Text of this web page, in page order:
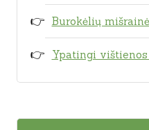
Burokėlių mišrainė
Ypatingi